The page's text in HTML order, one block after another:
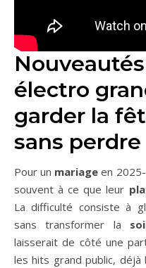
électro
garder la
sans
Pour un mariage en
souvent à ce que leur
La difficulté consiste à
sans transformer la
laisserait de côté une
les hits grand public,